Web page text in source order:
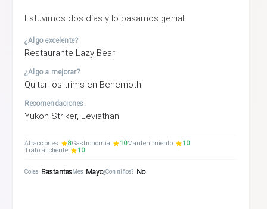
Estuvimos dos días y lo pasamos genial.
¿Algo excelente?
Restaurante Lazy Bear
¿Algo a mejorar?
Quitar los trims en Behemoth
Recomendaciones:
Yukon Striker, Leviathan
Atracciones 8Gastronomía 10Mantenimiento
10
Trato al cliente
10
Colas BastantesMes Mayo¿Con niños? No